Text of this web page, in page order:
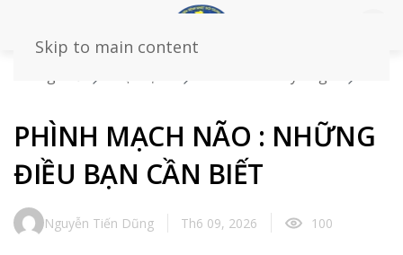
Skip to main content
ĐIỀU BẠN CẦN BIẾT
PHÌNH MẠCH NÃO : NHỮNG
ĐIỀU BẠN CẦN BIẾT
Nguyễn Tiến Dũng Th6 09, 2026 100